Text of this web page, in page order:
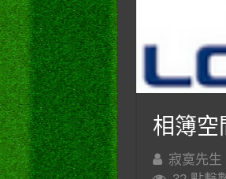
相簿空
寂寞先生